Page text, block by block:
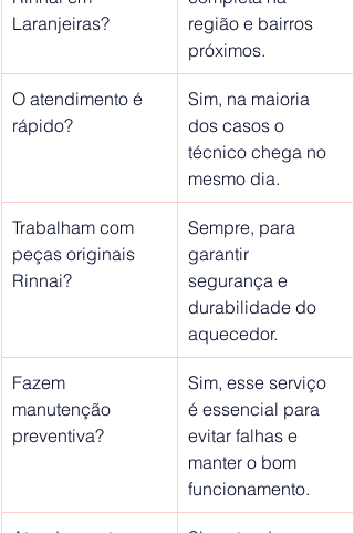
Laranjeiras?
região e bairros
próximos.
O atendimento é
rápido?
Sim, na maioria
dos casos o
técnico chega no
mesmo dia.
Trabalham com
peças originais
Rinnai?
Sempre, para
garantir
segurança e
durabilidade do
aquecedor.
Fazem
manutenção
preventiva?
Sim, esse serviço
é essencial para
evitar falhas e
manter o bom
funcionamento.